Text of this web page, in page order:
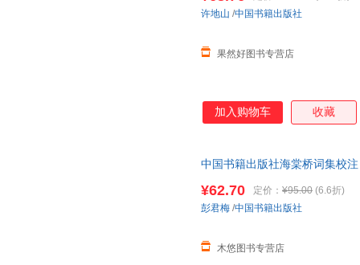
果然好图书专营店
许地山 /中国书籍出版社
加入购物车 收藏
中国书籍出版社海棠桥词集校
¥62.70 定价： ¥95.00 (6.6折)
木悠图书专营店
彭君梅 /中国书籍出版社